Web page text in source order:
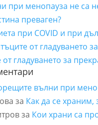
при менопауза не са
преваген?
при COVID и при
от гладуването
гладуването за
вълни при
за Как да се храним,
за Кои храни са